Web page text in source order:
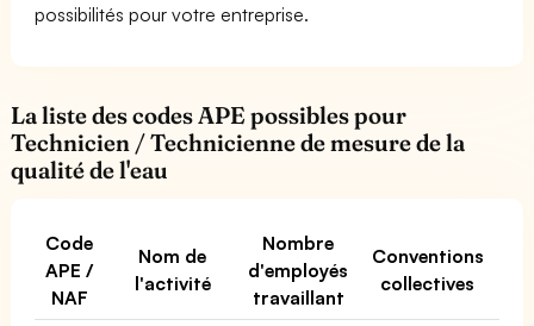
possibilités pour votre entreprise.
La liste des codes APE possibles pour
Technicien / Technicienne de mesure de la
qualité de l'eau
Code
APE /
NAF
Nom de
l'activité
Nombre
d'employés
travaillant
Conventions
collectives